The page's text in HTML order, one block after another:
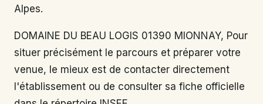
Alpes.
DOMAINE DU BEAU LOGIS 01390 MIONNAY, Pour
situer précisément le parcours et préparer votre
venue, le mieux est de contacter directement
l'établissement ou de consulter sa fiche officielle